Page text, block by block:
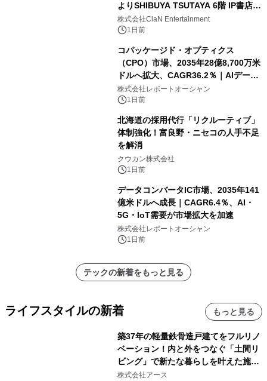
よりSHIBUYA TSUTAYA 6階 IP書店で
開催決定！！
株式会社ClaN Entertainment
1日前
コパッケージド・オプティクス
（CPO）市場、2035年28億8,700万米
ドルへ拡大、CAGR36.2％｜AIデータ
センター・高速光通信需要が成長を加
速
株式会社レポートオーシャン
1日前
北海道の採用代行「リクルーティブ」
体制強化！富良野・ニセコの人手不足
を解消
クウカン株式会社
1日前
データコンバータIC市場、2035年141
億米ドルへ成長｜CAGR6.4％、AI・
5G・IoT需要が市場拡大を加速
株式会社レポートオーシャン
1日前
テックの新着をもっと見る
ライフスタイルの新着 もっと見る
築37年の軽量鉄骨造戸建てをフルリノ
ベーション！内と外をつなぐ「土間リ
ビング」で新たな暮らしを叶えた施工
事例を株式会社アースが公開
株式会社アース